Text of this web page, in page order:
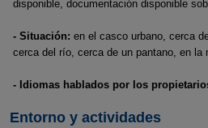
disponible, documentación disponible
- Situación: en el casco urbano, cerca
cerca del río, cerca de un pantano, en la
- Idiomas hablados por los
Entorno y actividades